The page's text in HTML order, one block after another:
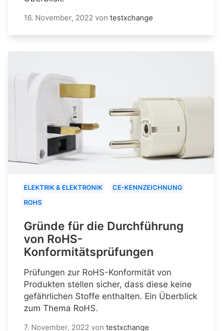
16. November, 2022 von testxchange
ELEKTRIK & ELEKTRONIK
CE-KENNZEICHNUNG
ROHS
Gründe für die Durchführung
von RoHS-
Konformitätsprüfungen
Prüfungen zur RoHS-Konformität von
Produkten stellen sicher, dass diese keine
gefährlichen Stoffe enthalten. Ein Überblick
zum Thema RoHS.
7. November, 2022 von testxchange